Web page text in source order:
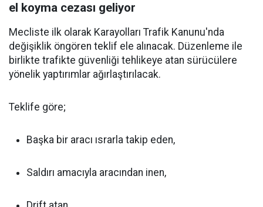
el koyma cezası geliyor
Mecliste ilk olarak Karayolları Trafik Kanunu'nda
değişiklik öngören teklif ele alınacak. Düzenleme ile
birlikte trafikte güvenliği tehlikeye atan sürücülere
yönelik yaptırımlar ağırlaştırılacak.
Teklife göre;
Başka bir aracı ısrarla takip eden,
Saldırı amacıyla aracından inen,